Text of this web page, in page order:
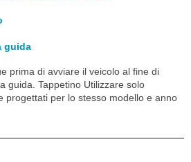
guida
prima di avviare il veicolo al fine di
guida. Tappetino Utilizzare solo
progettati per lo stesso modello e anno